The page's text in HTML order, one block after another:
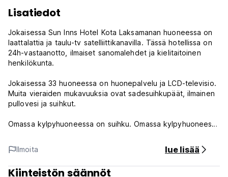
Lisatiedot
Jokaisessa Sun Inns Hotel Kota Laksamanan huoneessa on
laattalattia ja taulu-tv satelliittikanavilla. Tässä hotellissa on
24h-vastaanotto, ilmaiset sanomalehdet ja kielitaitoinen
henkilökunta.
Jokaisessa 33 huoneessa on huonepalvelu ja LCD-televisio.
Muita vieraiden mukavuuksia ovat sadesuihkupäät, ilmainen
pullovesi ja suihkut.
Omassa kylpyhuoneessa on suihku. Omassa kylpyhuoneessa
*** Kiinteistösäännöt ja ehdot:
1. Vieras voi peruuttaa veloituksetta viimeistään 1 vrk ennen
saapumista.
Ilmoita lue lisää
Kiinteistön säännöt